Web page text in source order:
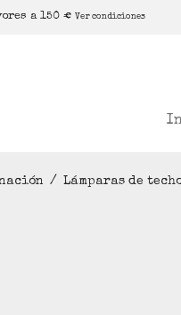
a 150 € Ver condiciones
/ Lámparas de